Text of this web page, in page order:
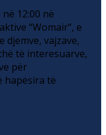
12:00 në
“Womair”, e
djemve, vajzave,
të interesuarve,
për
hapësira të